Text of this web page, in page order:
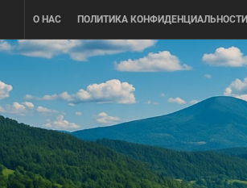
content
О НАС ПОЛИТИКА КОНФИДЕНЦИАЛЬНОСТИ